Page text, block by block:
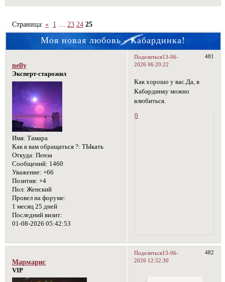
Моя новая любовь - Кабардинка!
Страница:« 1 23 24 25
Поделиться 481
13-06-
2026 06:20:22
nelly
Эксперт-старожил
Имя: Тамара
Как к вам обращаться ?: ТЫкать
Откуда: Пенза
Сообщений: 1460
Уважение: +66
Позитив: +4
Пол: Женский
Провел на форуме:
1 месяц 25 дней
Последний визит:
01-08-2026 05:42:53
Как хорошо у вас.Да, в
Кабардинку можно
влюбиться.
0
Поделиться 482
13-06-
2026 12:52:30
Мармарис
VIP